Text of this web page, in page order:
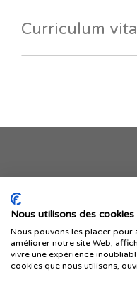
Curriculum
Je
Nous utilisons des cookies
Nous pouvons les placer pour
améliorer notre site Web,
vivre une expérience
cookies que nous utilisons,